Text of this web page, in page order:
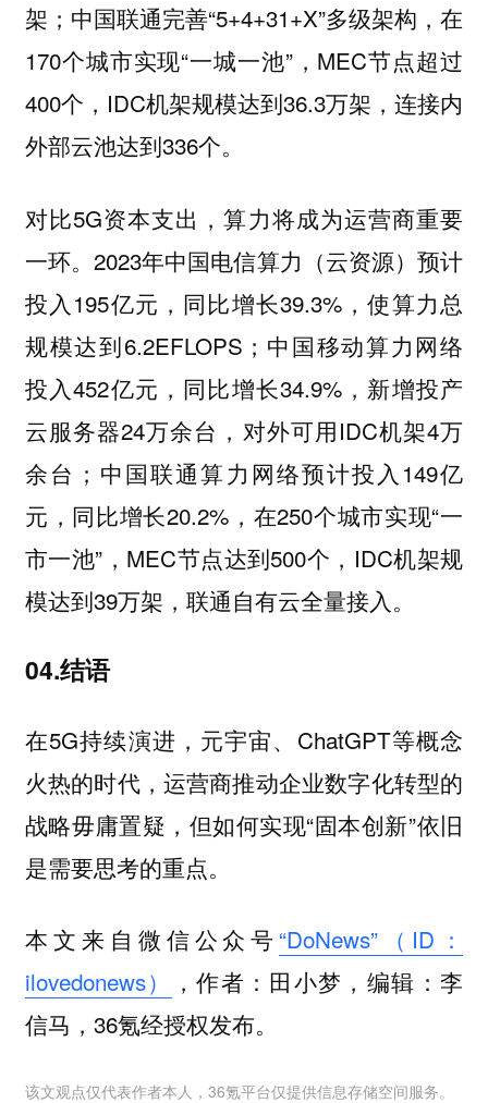
架；中国联通完善“5+4+31+X”多级架构，在
170个城市实现“一城一池”，MEC节点超过
400个，IDC机架规模达到36.3万架，连接内
外部云池达到336个。
对比5G资本支出，算力将成为运营商重要
一环。2023年中国电信算力（云资源）预计
投入195亿元，同比增长39.3%，使算力总
规模达到6.2EFLOPS；中国移动算力网络
投入452亿元，同比增长34.9%，新增投产
云服务器24万余台，对外可用IDC机架4万
余台；中国联通算力网络预计投入149亿
元，同比增长20.2%，在250个城市实现“一
市一池”，MEC节点达到500个，IDC机架规
模达到39万架，联通自有云全量接入。
04.结语
在5G持续演进，元宇宙、ChatGPT等概念
火热的时代，运营商推动企业数字化转型的
战略毋庸置疑，但如何实现“固本创新”依旧
是需要思考的重点。
本文来自微信公众号 “DoNews”（ID：
ilovedonews）
，作者：田小梦，编辑：李
信马，36氪经授权发布。
该文观点仅代表作者本人，36氪平台仅提供信息存储空间服务。